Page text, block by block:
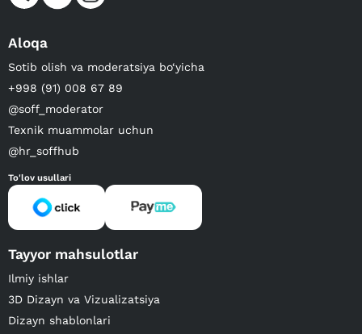
Aloqa
Sotib olish va moderatsiya bo‘yicha
+998 (91) 008 67 89
@soff_moderator
Texnik muammolar uchun
@hr_soffhub
To'lov usullari
Tayyor mahsulotlar
Ilmiy ishlar
3D Dizayn va Vizualizatsiya
Dizayn shablonlari